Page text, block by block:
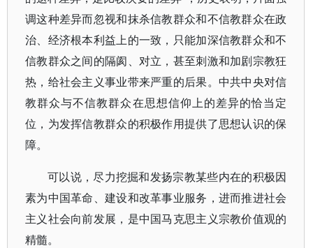
调这种差异而忽视和抹杀信教群众和不信教群众在政
治、经济根本利益上的一致，只能加深信教群众和不
信教群众之间的隔阂、对立，甚至刺激和加剧宗教狂
热，给社会主义事业带来严重的后果。中共中央对信
教群众与不信教群众在思想信仰上的差异的恰当定
位，为发挥信教群众的积极作用提供了思想认识的保
障。
可以说，尽力挖掘和发扬宗教某些内在的积极因
素为中国革命、建设和改革事业服务，进而推进社会
主义社会向前发展，是中国马克思主义宗教价值观的
精髓。